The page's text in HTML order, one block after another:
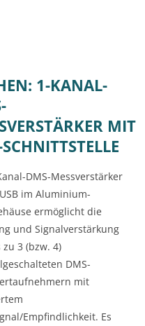
1-KANAL-
MIT
DMS-Messverstärker
im Aluminium-
ermöglicht die
und Signalverstärkung
3 (bzw. 4)
DMS-
mit
Empfindlichkeit. Es